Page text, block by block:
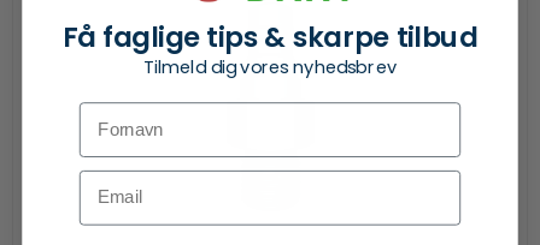
Få faglige tips & skarpe tilbud
Tilmeld dig vores nyhedsbrev
Fornavn
Email